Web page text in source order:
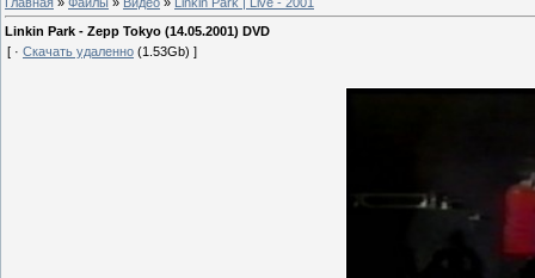
Linkin Park - Zepp Tokyo (14.05.2001) DVD
[ · Скачать удаленно (1.53Gb) ]